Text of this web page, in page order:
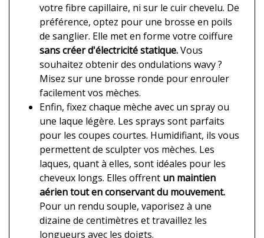
votre fibre capillaire, ni sur le cuir chevelu. De
préférence, optez pour une brosse en poils
de sanglier. Elle met en forme votre coiffure
sans créer d'électricité statique.Vous
souhaitez obtenir des ondulations wavy ?
Misez sur une brosse ronde pour enrouler
facilement vos mèches.
Enfin, fixez chaque mèche avec un spray ou
une laque légère. Les sprays sont parfaits
pour les coupes courtes. Humidifiant, ils vous
permettent de sculpter vos mèches. Les
laques, quant à elles, sont idéales pour les
cheveux longs. Elles offrent un maintien
aérien tout en conservant du mouvement.
Pour un rendu souple, vaporisez à une
dizaine de centimètres et travaillez les
longueurs avec les doigts.